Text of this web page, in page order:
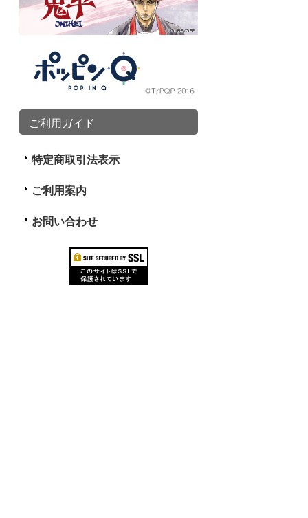
ご利用ガイド
特定商取引法表示
ご利用案内
お問い合わせ